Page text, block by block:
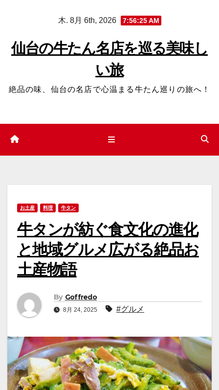
ッ
木. 8月 6th, 2026 7:56:26 AM
仙台の牛たん名店を巡る美味し
い旅
絶品の味、仙台の名店で心温まる牛たん巡りの旅へ！
お土産 料理 牛タン
牛タンが紡ぐ食文化の進化
と地域グルメ広がる絶品お
土産物語
By Goffredo
8月 24, 2025 #グルメ